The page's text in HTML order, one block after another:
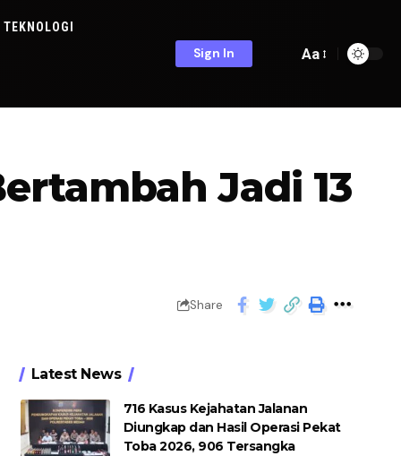
TEKNOLOGI
Sign In Aa
Jadi 13
Share
Latest News
716 Kasus Kejahatan Jalanan
Diungkap dan Hasil Operasi Pekat
Toba 2026, 906 Tersangka